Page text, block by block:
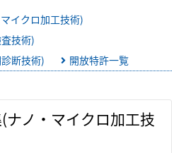
クト（IV期）研究成果
ェクト（II期）研究成果
イクロ加工技術)
技術)
断技術)
開放特許一覧
ナノ・マイクロ加工技